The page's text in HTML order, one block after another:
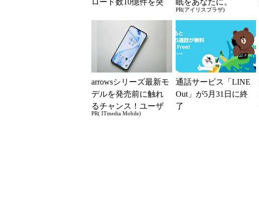
ロード数10億件を突
眠をあなたに。
PR(アイリスプラザ)
arrowsシリーズ最新モ
デルを発売前に触れ
るチャンス！ユーザ
ー座談会開催
PR( ITmedia Mobile)
通話サービス「LINE
Out」が5月31日に終
了